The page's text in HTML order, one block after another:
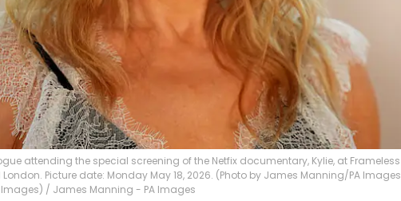
attending the special screening of the Netfix documentary, Kylie, at Frameless
Picture date: Monday May 18, 2026. (Photo by James Manning/PA Images
/ James Manning - PA Images